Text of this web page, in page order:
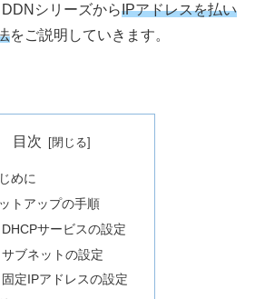
シリーズからIPアドレスを払い
をご説明していきます。
目次
めに
トアップの手順
DHCPサービスの設定
サブネットの設定
固定IPアドレスの設定